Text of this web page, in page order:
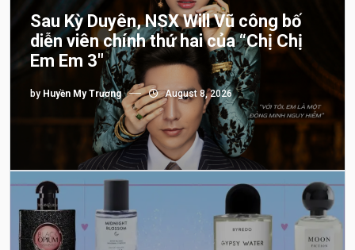
Sau Kỳ Duyên, NSX Will Vũ công bố
diễn viên chính thứ hai của “Chị Chị
Em Em 3″
by Huyền My Trương August 8, 2026